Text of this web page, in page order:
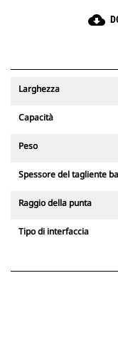
cloud_download
Larghezza
Capacità
Peso
Spessore del tagliente
Raggio della punta
Tipo di interfaccia